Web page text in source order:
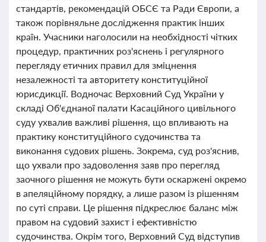
стандартів, рекомендацій ОБСЄ та Ради Європи, а
також порівняльне дослідження практик інших
країн. Учасники наголосили на необхідності чітких
процедур, практичних роз'яснень і регулярного
перегляду етичних правил для зміцнення
незалежності та авторитету конституційної
юрисдикції. Водночас Верховний Суд України у
складі Об'єднаної палати Касаційного цивільного
суду ухвалив важливі рішення, що впливають на
практику конституційного судочинства та
виконання судових рішень. Зокрема, суд роз'яснив,
що ухвали про задоволення заяв про перегляд
заочного рішення не можуть бути оскаржені окремо
в апеляційному порядку, а лише разом із рішенням
по суті справи. Це рішення підкреслює баланс між
правом на судовий захист і ефективністю
судочинства. Окрім того, Верховний Суд відступив